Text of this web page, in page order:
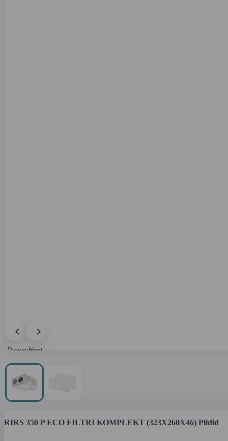
PreviousNext
RIRS 350 P ECO FILTRI KOMPLEKT (323X260X46) Pildid